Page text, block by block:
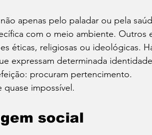
apenas pelo paladar ou pela
com o meio ambiente. Outros
éticas, religiosas ou ideológicas.
expressam determinada
procuram pertencimento.
impossível.
social